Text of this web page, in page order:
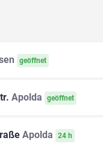
geöffnet
Apolda geöffnet
Apolda 24 h